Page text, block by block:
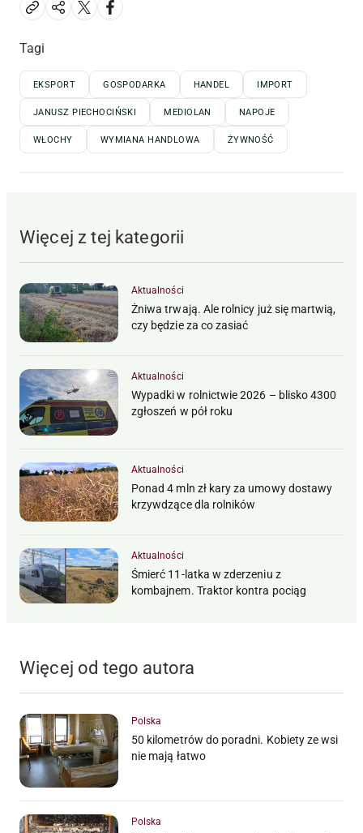
Tagi
EKSPORT GOSPODARKA HANDEL IMPORT
JANUSZ PIECHOCIŃSKI MEDIOLAN NAPOJE
WŁOCHY WYMIANA HANDLOWA ŻYWNOŚĆ
Więcej z tej kategorii
Aktualności
Żniwa trwają. Ale rolnicy już się martwią,
czy będzie za co zasiać
Aktualności
Wypadki w rolnictwie 2026 – blisko 4300
zgłoszeń w pół roku
Aktualności
Ponad 4 mln zł kary za umowy dostawy
krzywdzące dla rolników
Aktualności
Śmierć 11-latka w zderzeniu z
kombajnem. Traktor kontra pociąg
Więcej od tego autora
Polska
50 kilometrów do poradni. Kobiety ze wsi
nie mają łatwo
Polska